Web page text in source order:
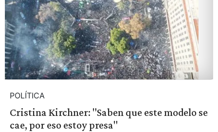
POLÍTICA
Cristina Kirchner: "Saben que este modelo se
cae, por eso estoy presa"